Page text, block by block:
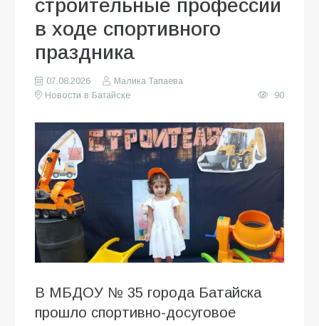
строительные профессии
в ходе спортивного
праздника
07.08.2026
Малика Тапаева
Новости в Батайске
90
В МБДОУ № 35 города Батайска
прошло спортивно-досуговое